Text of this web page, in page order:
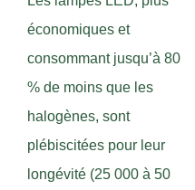
économiques et
consommant jusqu’à 80
% de moins que les
halogènes, sont
plébiscitées pour leur
longévité (25 000 à 50